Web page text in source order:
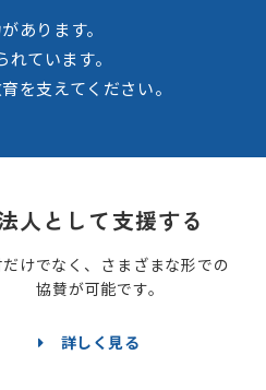
あります。
ています。
を支えてください。
人として支援する
けでなく、さまざまな形での
協賛が可能です。
詳しく見る